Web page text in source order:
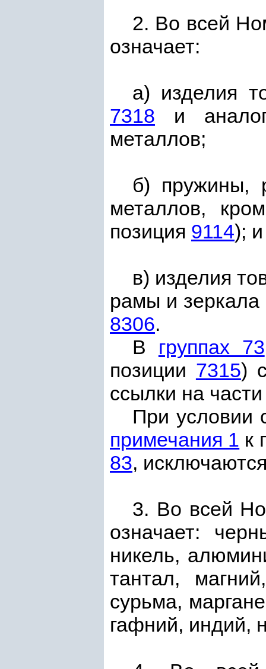
2. Во всей
означает:
а) изделия
7318 и
металлов;
б) пружины,
металлов,
позиция 9114); и
в) изделия
рамы и зеркала
8306.
В группах 73
позиции 7315)
ссылки на
При условии
примечания 1 к
83,
3. Во всей
означает:
никель,
тантал,
сурьма,
гафний, индий,